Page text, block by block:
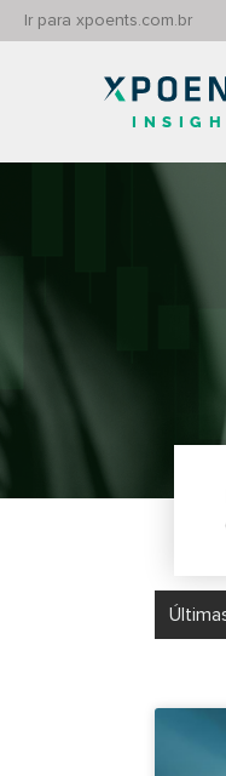
Ir para xpoents.com.br